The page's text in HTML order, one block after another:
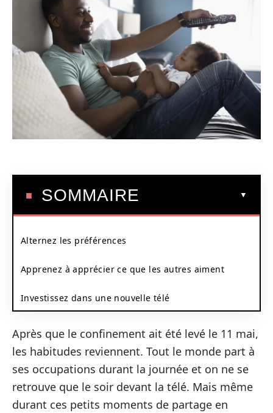
SOMMAIRE
Alternez les préférences
Apprenez à apprécier ce que les autres aiment
Investissez dans une nouvelle télé
Après que le confinement ait été levé le 11 mai,
les habitudes reviennent. Tout le monde part à
ses occupations durant la journée et on ne se
retrouve que le soir devant la télé. Mais même
durant ces petits moments de partage en